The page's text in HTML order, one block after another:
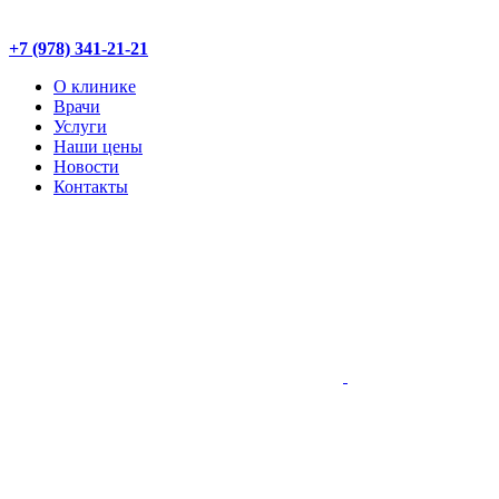
+7 (978) 341-21-21
О клинике
Врачи
Услуги
Наши цены
Новости
Контакты